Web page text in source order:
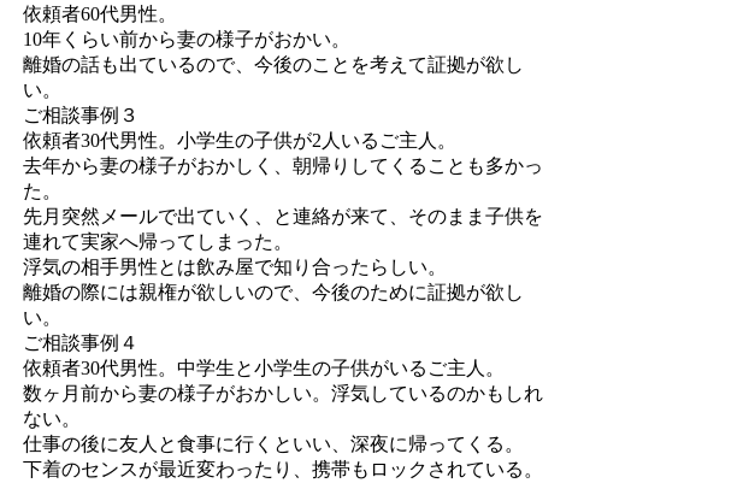
依頼者60代男性。
10年くらい前から妻の様子がおかい。
離婚の話も出ているので、今後のことを考えて証拠が欲し
い。
ご相談事例３
依頼者30代男性。小学生の子供が2人いるご主人。
去年から妻の様子がおかしく、朝帰りしてくることも多かっ
た。
先月突然メールで出ていく、と連絡が来て、そのまま子供を
連れて実家へ帰ってしまった。
浮気の相手男性とは飲み屋で知り合ったらしい。
離婚の際には親権が欲しいので、今後のために証拠が欲し
い。
ご相談事例４
依頼者30代男性。中学生と小学生の子供がいるご主人。
数ヶ月前から妻の様子がおかしい。浮気しているのかもしれ
ない。
仕事の後に友人と食事に行くといい、深夜に帰ってくる。
下着のセンスが最近変わったり、携帯もロックされている。